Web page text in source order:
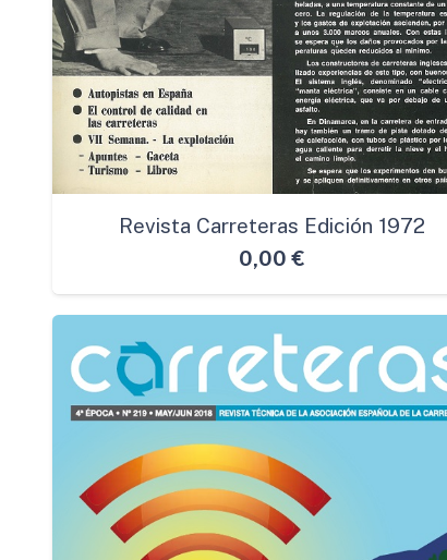
Revista Carreteras Edición 1972
0,00 €